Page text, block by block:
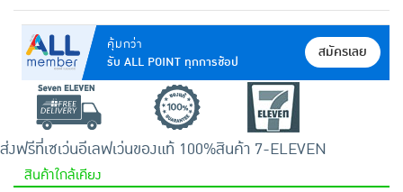
คุ้มกว่า
รับ ALL POINT ทุกการช้อป
สมัครเลย
ส่งฟรีที่เซเว่นอีเลฟเว่นของแท้ 100%สินค้า 7-ELEVEN
สินค้าใกล้เคียง